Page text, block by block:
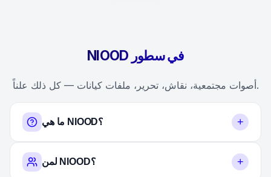
NIOOD في سطور
أصوات مجتمعية، نقاش، تحرير، ملفات كيانات — كل ذلك علناً.
ما هي NIOOD؟ +
لمن NIOOD؟ +